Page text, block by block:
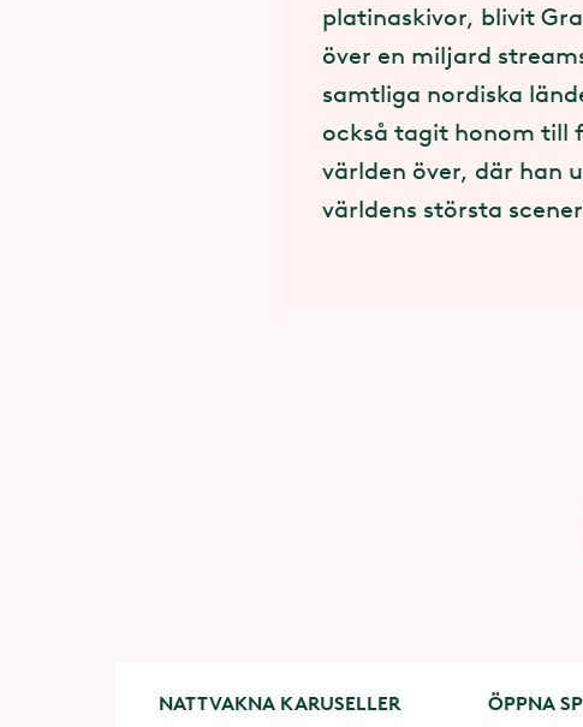
platinaskivor, blivit
över en miljard
samtliga nordiska
också tagit honom till
världen över, där han
världens största
NATTVAKNA KARUSELLER ÖPPNA